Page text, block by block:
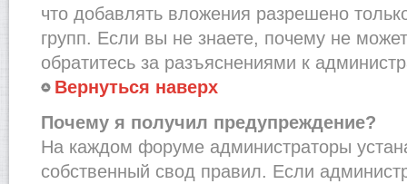
что добавлять вложения разрешено
групп. Если вы не знаете, почему не
обратитесь за разъяснениями к
Вернуться наверх
Почему я получил предупреждение?
На каждом форуме администраторы
собственный свод правил. Если